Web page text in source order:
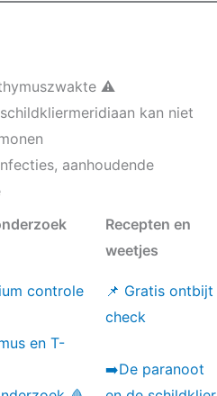
⚠️
kan niet
aanhoudende
Recepten en
weetjes
controle
en T-
📌 Gratis ontbijt
check
➡️De paranoot